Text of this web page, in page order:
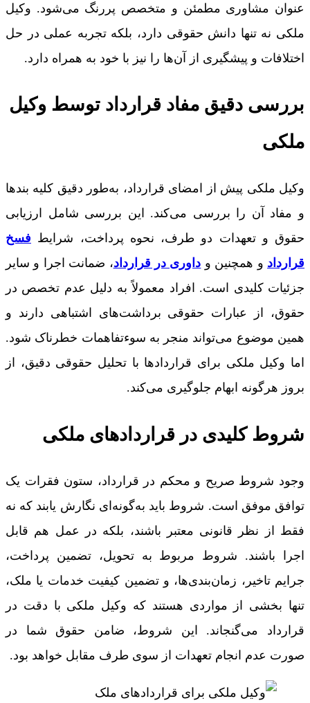
عنوان مشاوری مطمئن و متخصص پررنگ می‌شود. وکیل
ملکی نه تنها دانش حقوقی دارد، بلکه تجربه عملی در حل
اختلافات و پیشگیری از آن‌ها را نیز با خود به همراه دارد.
بررسی دقیق مفاد قرارداد توسط وکیل
ملکی
وکیل ملکی پیش از امضای قرارداد، به‌طور دقیق کلیه بندها
و مفاد آن را بررسی می‌کند. این بررسی شامل ارزیابی
حقوق و تعهدات دو طرف، نحوه پرداخت، شرایط فسخ
قرارداد و همچنین و داوری در قرارداد، ضمانت اجرا و سایر
جزئیات کلیدی است. افراد معمولاً به دلیل عدم تخصص در
حقوق، از عبارات حقوقی برداشت‌های اشتباهی دارند و
همین موضوع می‌تواند منجر به سو‌ءتفاهمات خطرناک شود.
اما وکیل ملکی برای قراردادها با تحلیل حقوقی دقیق، از
بروز هرگونه ابهام جلوگیری می‌کند.
شروط کلیدی در قراردادهای ملکی
وجود شروط صریح و محکم در قرارداد، ستون فقرات یک
توافق موفق است. شروط باید به‌گونه‌ای نگارش یابند که نه
فقط از نظر قانونی معتبر باشند، بلکه در عمل هم قابل
اجرا باشند. شروط مربوط به تحویل، تضمین پرداخت،
جرایم تاخیر، زمان‌بندی‌ها، و تضمین کیفیت خدمات یا ملک،
تنها بخشی از مواردی هستند که وکیل ملکی با دقت در
قرارداد می‌گنجاند. این شروط، ضامن حقوق شما در
صورت عدم انجام تعهدات از سوی طرف مقابل خواهد بود.